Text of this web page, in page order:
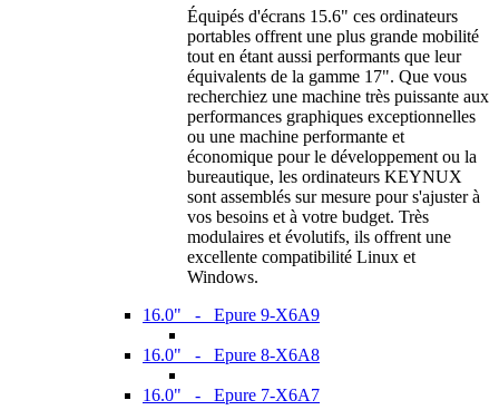
Équipés d'écrans 15.6" ces ordinateurs
portables offrent une plus grande mobilité
tout en étant aussi performants que leur
équivalents de la gamme 17". Que vous
recherchiez une machine très puissante aux
performances graphiques exceptionnelles
ou une machine performante et
économique pour le développement ou la
bureautique, les ordinateurs KEYNUX
sont assemblés sur mesure pour s'ajuster à
vos besoins et à votre budget. Très
modulaires et évolutifs, ils offrent une
excellente compatibilité Linux et
Windows.
16.0" - Epure 9-X6A9
16.0" - Epure 8-X6A8
16.0" - Epure 7-X6A7